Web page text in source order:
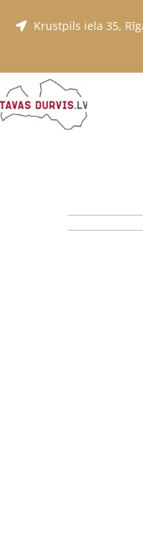
Krustpils iela 35,